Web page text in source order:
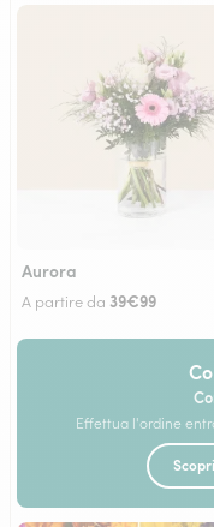
Aurora
A partire da 39€99
Effettua l'ordine